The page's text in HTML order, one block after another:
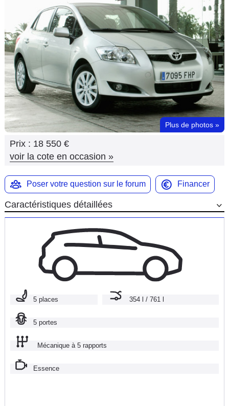
Utilitaires
Flottes
Auto
Services
Forum
Moto
Marques
Plus de photos »
Prix : 18 550 €
voir la cote en occasion »
Poser votre question sur le forum Financer
Caractéristiques détaillées
5 places 354 l / 761 l
5 portes
Mécanique à 5 rapports
Essence